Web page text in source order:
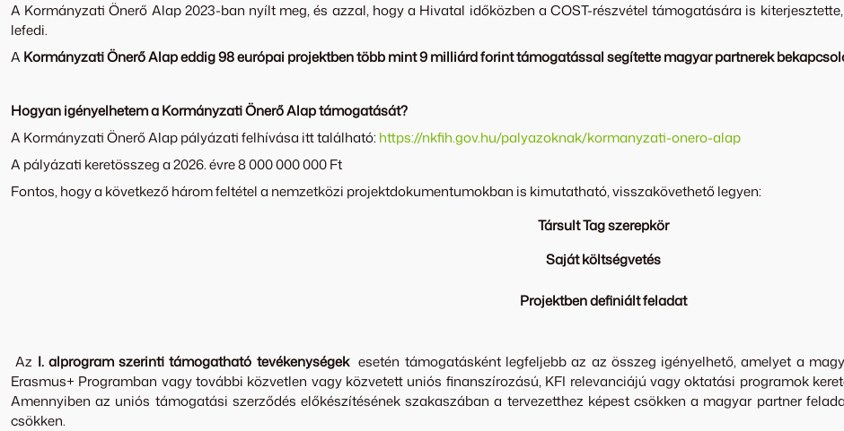
A Kormányzati Önerő Alap 2023-ban nyílt meg, és azzal, hogy a Hivatal időközben a COST-részvétel támogatására is
lefedi.
A Kormányzati Önerő Alap eddig 98 európai projektben több mint 9 milliárd forint támogatással segítette magyar partnerek
Hogyan igényelhetem a Kormányzati Önerő Alap támogatását?
A Kormányzati Önerő Alap pályázati felhívása itt található: https://nkfih.gov.hu/palyazoknak/kormanyzati-onero-alap
A pályázati keretösszeg a 2026. évre 8 000 000 000 Ft
Fontos, hogy a következő három feltétel a nemzetközi projektdokumentumokban is kimutatható, visszakövethető legyen:
Társult Tag szerepkör
Saját költségvetés
Projektben definiált feladat
Az I. alprogram szerinti támogatható tevékenységek esetén támogatásként legfeljebb az az összeg igényelhető, amelyet a
Erasmus+ Programban vagy további közvetlen vagy közvetett uniós finanszírozású, KFI relevanciájú vagy oktatási programok
Amennyiben az uniós támogatási szerződés előkészítésének szakaszában a tervezetthez képest csökken a magyar partner
csökken.